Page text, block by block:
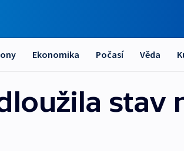
Ekonomika Počasí Věda
stav